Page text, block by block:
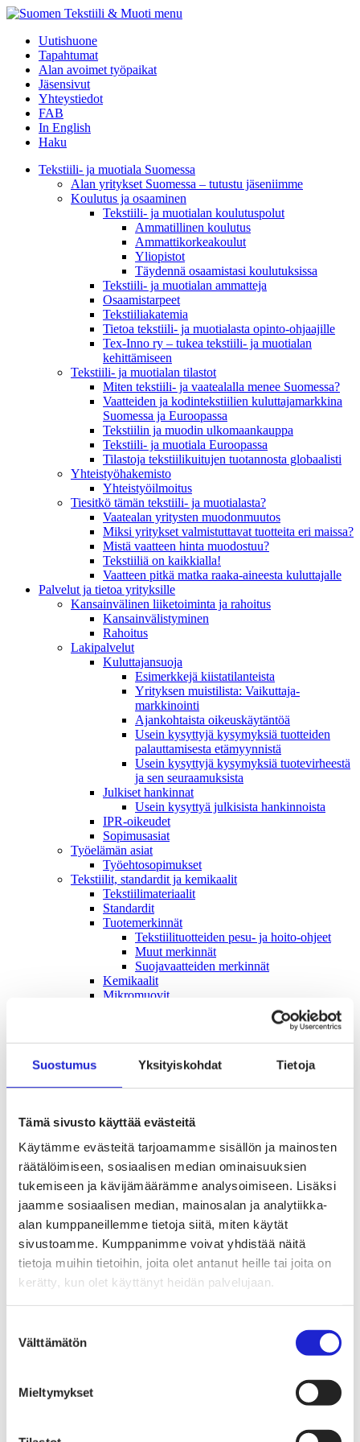
Suostumus Yksityiskohdat Tietoja
Tämä sivusto käyttää evästeitä
Käytämme evästeitä tarjoamamme sisällön ja mainosten
räätälöimiseen, sosiaalisen median ominaisuuksien
tukemiseen ja kävijämäärämme analysoimiseen. Lisäksi
jaamme sosiaalisen median, mainosalan ja analytiikka-
alan kumppaneillemme tietoja siitä, miten käytät
sivustoamme. Kumppanimme voivat yhdistää näitä
tietoja muihin tietoihin, joita olet antanut heille tai joita on
kerätty, kun olet käyttänyt heidän palvelujaan.
valinta
Välttämätön
Mieltymykset
menu
Uutishuone
Tapahtumat
Alan avoimet työpaikat
Jäsensivut
Yhteystiedot
FAB
In English
Haku
Tekstiili- ja muotiala Suomessa
Alan yritykset Suomessa – tutustu jäseniimme
Koulutus ja osaaminen
Tekstiili- ja muotialan koulutuspolut
Ammatillinen koulutus
Ammattikorkeakoulut
Yliopistot
Täydennä osaamistasi koulutuksissa
Tekstiili- ja muotialan ammatteja
Osaamistarpeet
Tekstiiliakatemia
Tietoa tekstiili- ja muotialasta opinto-ohjaajille
Tex-Inno ry – tukea tekstiili- ja muotialan
kehittämiseen
Tekstiili- ja muotialan tilastot
Miten tekstiili- ja vaatealalla menee Suomessa?
Vaatteiden ja kodintekstiilien kuluttajamarkkina
Suomessa ja Euroopassa
Tekstiilin ja muodin ulkomaankauppa
Tekstiili- ja muotiala Euroopassa
Tilastoja tekstiilikuitujen tuotannosta globaalisti
Yhteistyö­hakemisto
Yhteistyöilmoitus
Tiesitkö tämän tekstiili- ja muotialasta?
Vaatealan yritysten muodonmuutos
Miksi yritykset valmistuttavat tuotteita eri maissa?
Mistä vaatteen hinta muodostuu?
Tekstiiliä on kaikkialla!
Vaatteen pitkä matka raaka-aineesta kuluttajalle
Palvelut ja tietoa yrityksille
Kansainvälinen liiketoiminta ja rahoitus
Kansain­välistyminen
Rahoitus
Lakipalvelut
Kuluttajansuoja
Esimerkkejä kiistatilanteista
Yrityksen muistilista: Vaikuttaja­
markkinointi
Ajankohtaista oikeuskäytäntöä
Usein kysyttyjä kysymyksiä tuotteiden
palauttamisesta etämyynnistä
Usein kysyttyjä kysymyksiä tuotevirheestä
ja sen seuraamuksista
Julkiset hankinnat
Usein kysyttyä julkisista hankinnoista
IPR-oikeudet
Sopimusasiat
Työelämän asiat
Työehto­sopimukset
Tekstiilit, standardit ja kemikaalit
Tekstiilimateriaalit
Standardit
Tuotemerkinnät
Tekstiilituotteiden pesu- ja hoito-ohjeet
Muut merkinnät
Suojavaatteiden merkinnät
Kemikaalit
Mikromuovit
Hankintaketjun vastuullisuus
Hiilineutraali tekstiiliala 2035 -sitoumus
Mukana sitoumuksessa
Mikä sitoumus?
Liity mukaan
TKI-toiminta
Julkaisut, selvitykset ja raportit
Hankkeet
Vaikuttaminen
Mahdollisuuksien ala – lue vaikuttamis­viestimme
EU-vaalit 2024: Reilut pelisäännöt turvaavat
elinvoimaisen tekstiili- ja muotialan Suomessa ja
Euroopassa
Tekstiili- ja muotiala tarvitsee monipuolista
Luodaan kannusteet kuluttajan vihreään